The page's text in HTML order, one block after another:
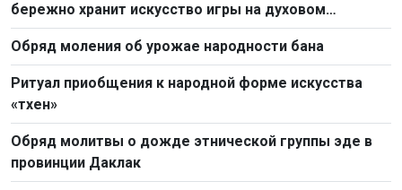
бережно хранит искусство игры на духовом
музыкальном инструменте «кхен»
Обряд моления об урожае народности бана
Ритуал приобщения к народной форме искусства
«тхен»
Обряд молитвы о дожде этнической группы эде в
провинции Даклак